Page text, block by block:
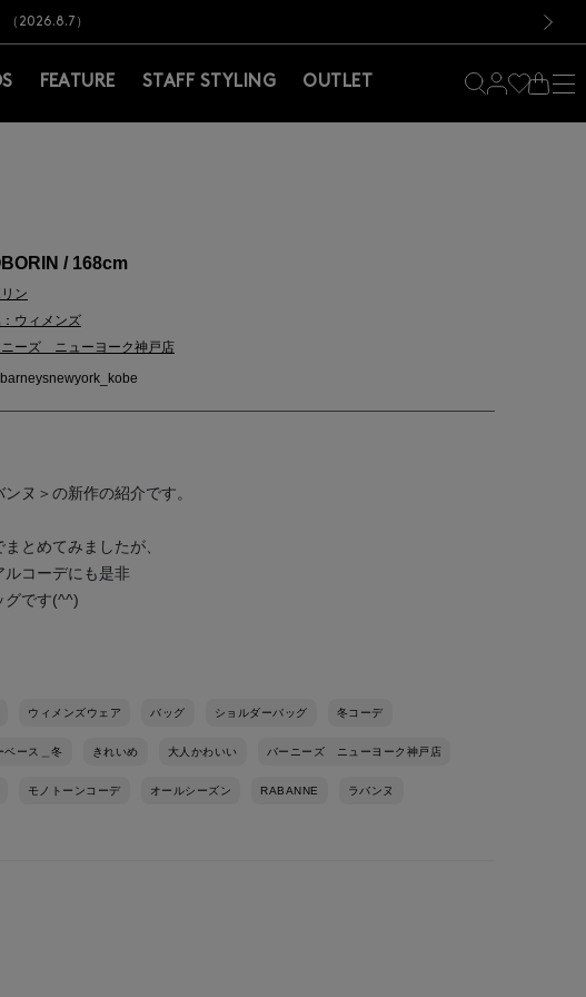
送料無料！お買い物の際は会員登録を！
（2026.8.7）
）
て
送料無料！お買い物の際は会員登録を！
FEATURE STAFF STYLING OUTLET
/ 168cm
ン
ウィメンズ
ーズ ニューヨーク神戸店
barneysnewyork_kobe
ヌ＞の新作の紹介です。
とめてみましたが、
ルコーデにも是非
グです(^^)
ウィメンズウェア バッグ ショルダーバッグ 冬コーデ
ベース＿冬 きれいめ 大人かわいい バーニーズ ニューヨーク神戸店
モノトーンコーデ オールシーズン RABANNE ラバンヌ